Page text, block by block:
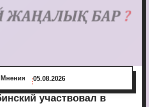
Мнения 05.08.2026
участвовал в